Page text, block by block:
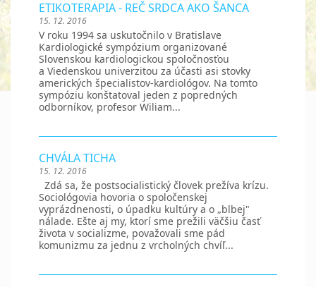
ETIKOTERAPIA - REČ SRDCA AKO ŠANCA
15. 12. 2016
V roku 1994 sa uskutočnilo v Bratislave
Kardiologické sympózium organizované
Slovenskou kardiologickou spoločnosťou
a Viedenskou univerzitou za účasti asi stovky
amerických špecialistov-kardiológov. Na tomto
sympóziu konštatoval jeden z popredných
odborníkov, profesor Wiliam...
CHVÁLA TICHA
15. 12. 2016
Zdá sa, že postsocialistický človek prežíva krízu.
Sociológovia hovoria o spoločenskej
vyprázdnenosti, o úpadku kultúry a o „blbej"
nálade. Ešte aj my, ktorí sme prežili väčšiu časť
života v socializme, považovali sme pád
komunizmu za jednu z vrcholných chvíľ...